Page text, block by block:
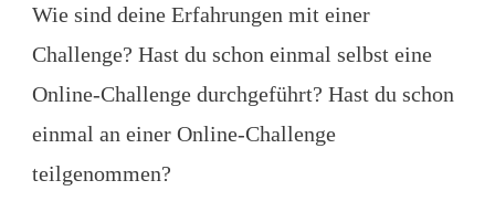
Wie sind deine Erfahrungen mit einer
Challenge? Hast du schon einmal selbst eine
Online-Challenge durchgeführt? Hast du schon
einmal an einer Online-Challenge
teilgenommen?